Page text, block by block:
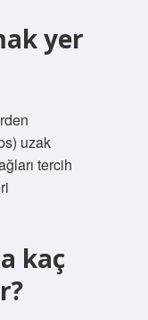
yer
uzak
tercih
kaç